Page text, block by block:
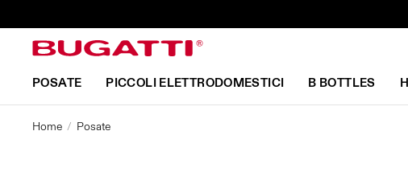
POSATE PICCOLI ELETTRODOMESTICI B BOTTLES
Home Posate